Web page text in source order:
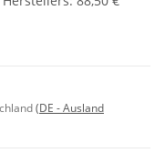
(DE - Ausland